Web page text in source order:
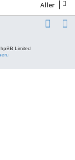
Aller
Limited